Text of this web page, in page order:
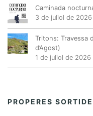
Caminada
3 de juliol de 2026
Tritons: Travessa
d’Agost)
1 de juliol de 2026
PROPERES